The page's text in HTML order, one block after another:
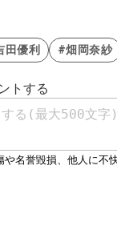
田優利 #畑岡奈紗